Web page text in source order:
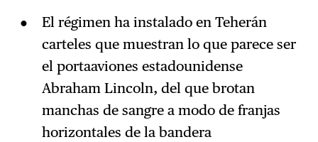
El régimen ha instalado en Teherán
carteles que muestran lo que parece ser
el portaaviones estadounidense
Abraham Lincoln, del que brotan
manchas de sangre a modo de franjas
horizontales de la bandera